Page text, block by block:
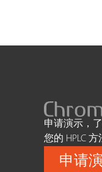
申请演示，
您的 HPLC 方
申请